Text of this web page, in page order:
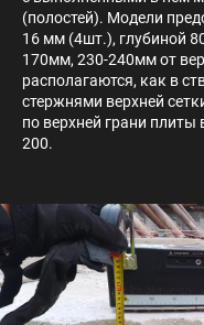
(полостей). Модели
16 мм (4шт.), глубиной
170мм, 230-240мм от
располагаются, как в
стержнями верхней
по верхней грани
200.